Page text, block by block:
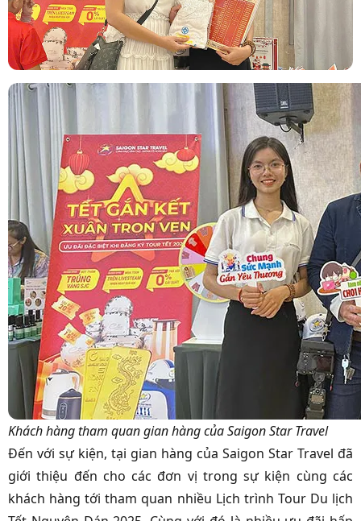
Khách hàng tham quan gian hàng của Saigon Star Travel
Đến với sự kiện, tại gian hàng của Saigon Star Travel đã
giới thiệu đến cho các đơn vị trong sự kiện cùng các
khách hàng tới tham quan nhiều Lịch trình Tour Du lịch